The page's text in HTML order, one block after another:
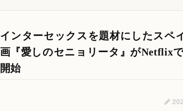
インターセックスを題材にしたスペ
画『愛しのセニョリータ』がNetflix
開始